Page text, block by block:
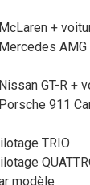
+
GT-R +
911
TRIO
modèle